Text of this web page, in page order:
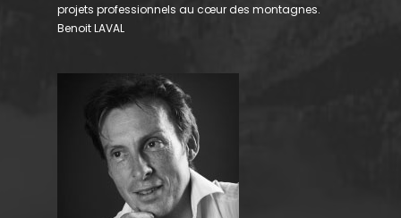
projets professionnels au cœur des montagnes.
Benoit LAVAL